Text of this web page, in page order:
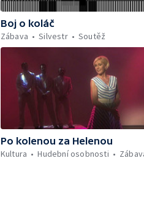
Boj o koláč
Zábava
Silvestr Soutěž
Po kolenou za Helenou
Kultura
Hudební osobnosti